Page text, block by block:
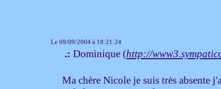
Le 09/09/2004 à 18:21:24
.: Dominique (http://
Ma chère Nicole je suis très absente